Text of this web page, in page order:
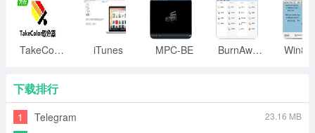
TakeColor取色器 iTunes MPC-BE BurnAware
下载排行
1 Telegram 23.16 MB